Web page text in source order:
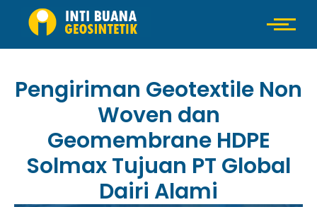
Pengiriman Geotextile Non
Woven dan
Geomembrane HDPE
Solmax Tujuan PT Global
Dairi Alami